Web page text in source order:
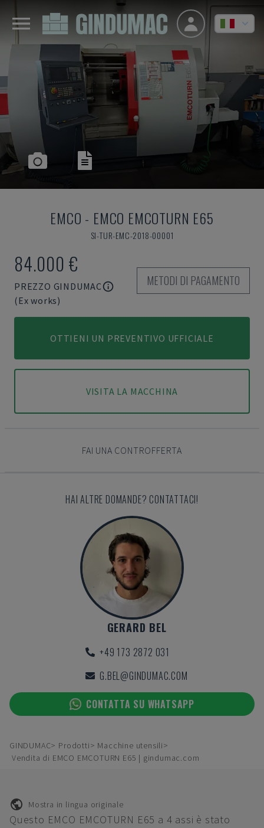
EMCO - EMCO EMCOTURN E65
SI-TUR-EMC-2018-00001
84.000 €
PREZZO GINDUMAC
(Ex works)
METODI DI PAGAMENTO
OTTIENI UN PREVENTIVO UFFICIALE
VISITA LA MACCHINA
FAI UNA CONTROFFERTA
HAI ALTRE DOMANDE? CONTATTACI!
GERARD BEL
+49 173 2872 031
G.BEL@GINDUMAC.COM
CONTATTA SU WHATSAPP
GINDUMAC Prodotti
Macchine utensili
Vendita di EMCO EMCOTURN E65 | gindumac.com
Mostra in lingua originale
Questo EMCO EMCOTURN E65 a 4 assi è stato